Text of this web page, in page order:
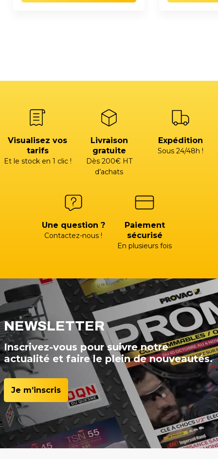
Visualisez vos
tarifs
Et le stock en 1 clic !
Livraison
gratuite
Dès 200€ HT
d’achats
Expédition
Sous 24/48h !
Une question ?
Contactez-nous !
Paiement
sécurisé
En plusieurs fois
NEWSLETTER
Inscrivez-vous pour suivre notre
actualité et faire le plein de nouveautés.
Je m’inscris